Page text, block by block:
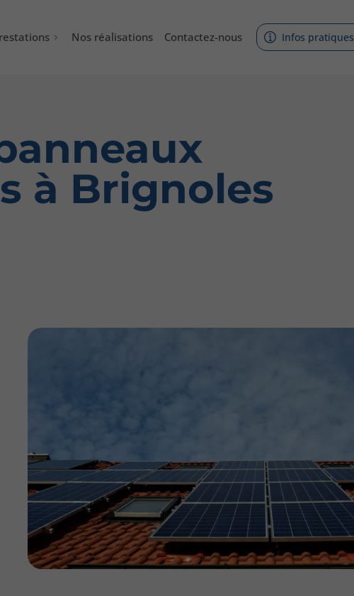
Nos réalisations Contactez-nous Infos pratiques
à Brignoles